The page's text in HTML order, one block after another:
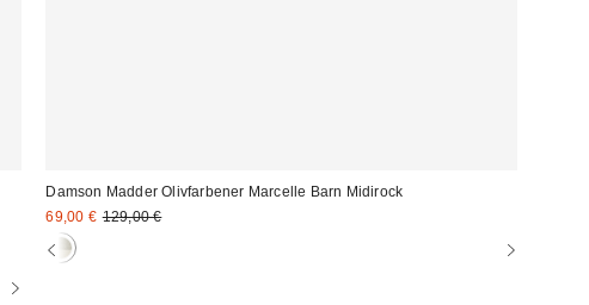
Damson Madder Olivfarbener Marcelle Barn Midirock
Sale
Preis:
69,00 € Original
129,00 €